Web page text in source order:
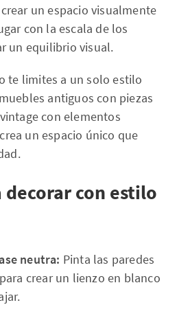
un espacio visualmente
con la escala de los
un equilibrio visual.
te limites a un solo estilo
antiguos con piezas
con elementos
un espacio único que
decorar con estilo
neutra: Pinta las paredes
crear un lienzo en blanco